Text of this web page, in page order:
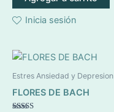
Inicia sesión
Estres Ansiedad y Depresion
FLORES DE BACH